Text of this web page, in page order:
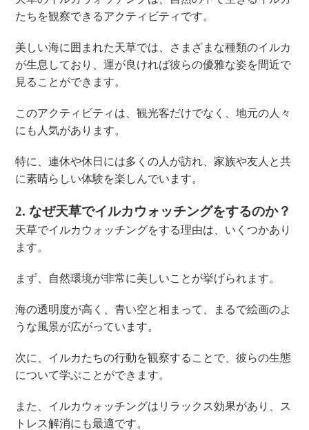
たちを観察できるアクティビティです。
美しい海に囲まれた天草では、さまざまな種類のイルカ
が生息しており、運が良ければ彼らの優雅な姿を間近で
見ることができます。
このアクティビティは、観光客だけでなく、地元の人々
にも人気があります。
特に、連休や休日には多くの人が訪れ、家族や友人と共
に素晴らしい体験を楽しんでいます。
2. なぜ天草でイルカウォッチングをするのか？
天草でイルカウォッチングをする理由は、いくつかあり
ます。
まず、自然環境が非常に美しいことが挙げられます。
海の透明度が高く、青い空と相まって、まるで絵画のよ
うな風景が広がっています。
次に、イルカたちの行動を観察することで、彼らの生態
について学ぶことができます。
また、イルカウォッチングはリラックス効果があり、ス
トレス解消にも最適です。